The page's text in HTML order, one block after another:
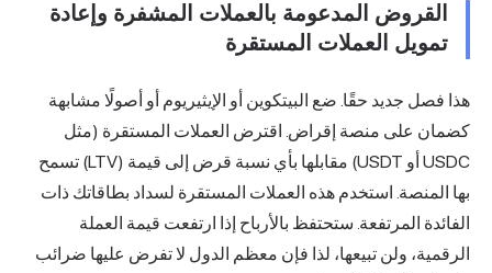
المدعومة بالعملات المشفرة وإعادة
العملات المستقرة
جديد حقًا. ضع البيتكوين أو الإيثيريوم أو أصولًا مشابهة
على منصة إقراض. اقترض العملات المستقرة (مثل
USDC أو USDT) مقابلها بأي نسبة قرض إلى قيمة (LTV) تسمح
استخدم هذه العملات المستقرة لسداد بطاقاتك ذات
المرتفعة. ستحتفظ بالأرباح إذا ارتفعت قيمة العملة
ولن تبيعها، لذا فإن معظم الدول لا تفرض عليها ضرائب